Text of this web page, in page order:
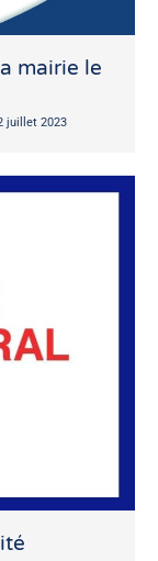
mairie le
juillet 2023